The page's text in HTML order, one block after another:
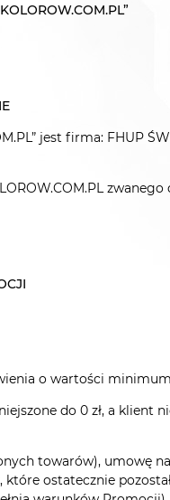
jest firma: FHUP
zwanego
o wartości minimum
do 0 zł, a klient
towarów), umowę
ostatecznie